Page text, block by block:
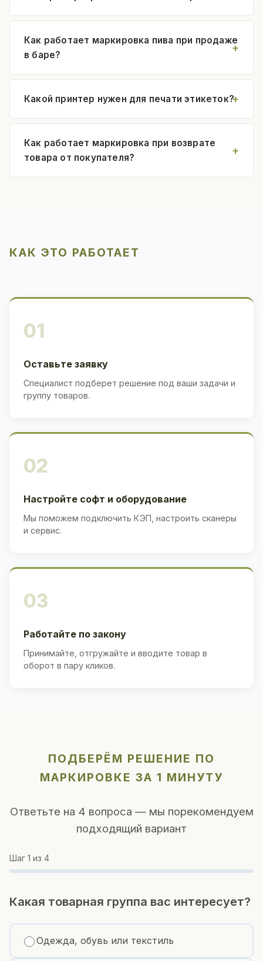
Как работает маркировка пива при продаже
в баре?
Какой принтер нужен для печати этикеток?
Как работает маркировка при возврате
товара от покупателя?
КАК ЭТО РАБОТАЕТ
01
Оставьте заявку
Специалист подберет решение под ваши задачи и
группу товаров.
02
Настройте софт и оборудование
Мы поможем подключить КЭП, настроить сканеры
и сервис.
03
Работайте по закону
Принимайте, отгружайте и вводите товар в
оборот в пару кликов.
ПОДБЕРЁМ РЕШЕНИЕ ПО
МАРКИРОВКЕ ЗА 1 МИНУТУ
Ответьте на 4 вопроса — мы порекомендуем
подходящий вариант
Шаг 1 из 4
Какая товарная группа вас интересует?
Одежда, обувь или текстиль